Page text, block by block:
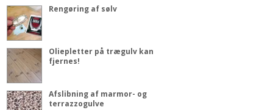
Rengøring af sølv
Oliepletter på trægulv kan
fjernes!
Afslibning af marmor- og
terrazzogulve